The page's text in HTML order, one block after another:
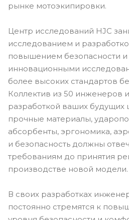
рынке мотоэкипировки.
Центр исследований HJC
исследованием и
повышением безопасности
инновационными
более высоких стандартов
Коллектив из 50 инженеров
разработкой ваших будущих
прочные материалы,
абсорбенты, эргономика,
и безопасность должны
требованиям до принятия
производстве новой модели.
В своих разработках
постоянно стремятся к